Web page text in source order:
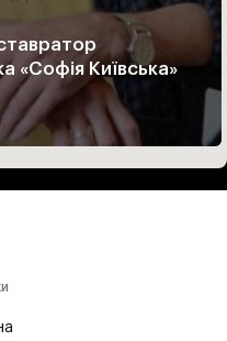
«Софія Київська»